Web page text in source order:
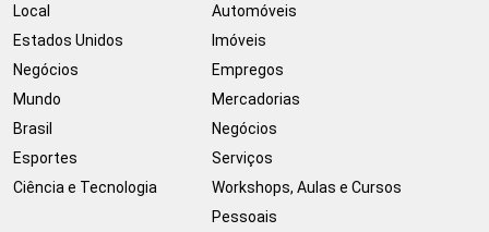
Local
Estados Unidos
Negócios
Mundo
Brasil
Esportes
Ciência e Tecnologia
Automóveis
Imóveis
Empregos
Mercadorias
Negócios
Serviços
Workshops, Aulas e Cursos
Pessoais